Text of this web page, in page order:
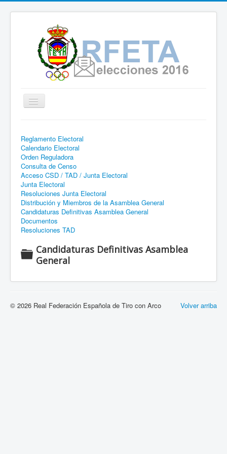
Cambiar
navegación
Tiro con Arco | Página web
informativa - Proceso Electoral
2016
Reglamento Electoral
Calendario Electoral
Orden Reguladora
Consulta de Censo
Acceso CSD / TAD / Junta Electoral
Junta Electoral
Resoluciones Junta Electoral
Distribución y Miembros de la Asamblea General
Candidaturas Definitivas Asamblea General
Documentos
Resoluciones TAD
C
a
t
Candidaturas Definitivas Asamblea
General
Volver arriba
© 2026 Real Federación Española de Tiro con Arco